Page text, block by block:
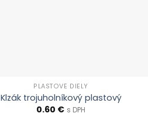
PLASTOVÉ DIELY
Klzák trojuholníkový plastový
0.60 € s DPH